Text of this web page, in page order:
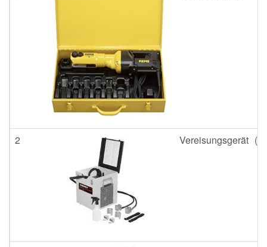
2 Vereisungsgerät